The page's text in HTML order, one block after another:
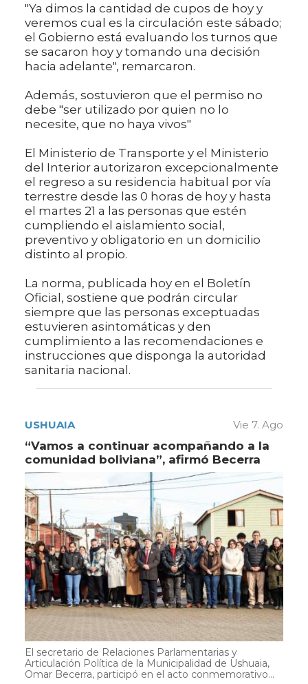
"Ya dimos la cantidad de cupos de hoy y
veremos cual es la circulación este sábado;
el Gobierno está evaluando los turnos que
se sacaron hoy y tomando una decisión
hacia adelante", remarcaron.
Además, sostuvieron que el permiso no
debe "ser utilizado por quien no lo
necesite, que no haya vivos"
El Ministerio de Transporte y el Ministerio
del Interior autorizaron excepcionalmente
el regreso a su residencia habitual por vía
terrestre desde las 0 horas de hoy y hasta
el martes 21 a las personas que estén
cumpliendo el aislamiento social,
preventivo y obligatorio en un domicilio
distinto al propio.
La norma, publicada hoy en el Boletín
Oficial, sostiene que podrán circular
siempre que las personas exceptuadas
estuvieren asintomáticas y den
cumplimiento a las recomendaciones e
instrucciones que disponga la autoridad
sanitaria nacional.
USHUAIA Vie 7. Ago
“Vamos a continuar acompañando a la
comunidad boliviana”, afirmó Becerra
El secretario de Relaciones Parlamentarias y
Articulación Política de la Municipalidad de Ushuaia,
Omar Becerra, participó en el acto conmemorativo...